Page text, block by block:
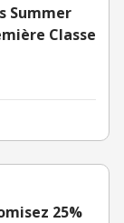
Summer
Classe
25%